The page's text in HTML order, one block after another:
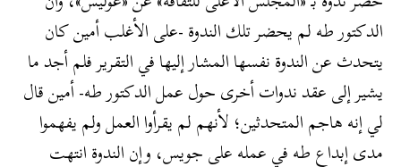
الدكتور طه لم يحضر تلك الندوة -على الأغلب أمين كان
يتحدث عن الندوة نفسها المشار إليها في التقرير فلم أجد ما
يشير إلى عقد ندوات أخرى حول عمل الدكتور طه- أمين قال
لي إنه هاجم المتحدثين؛ لأنهم لم يقرأوا العمل ولم يفهموا
مدى إبداع طه في عمله على جويس، وإن الندوة انتهت